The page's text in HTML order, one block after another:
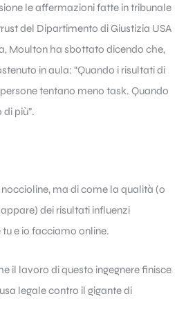
le affermazioni fatte in tribunale
del Dipartimento di Giustizia USA
Moulton ha sbottato dicendo che,
in aula: “Quando i risultati di
tentano meno task. Quando
più”.
ma di come la qualità (o
dei risultati influenzi
e io facciamo online.
il lavoro di questo ingegnere finisce
legale contro il gigante di